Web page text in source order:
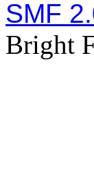
SMF
Bright